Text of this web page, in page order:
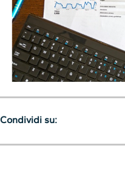
Condividi su: